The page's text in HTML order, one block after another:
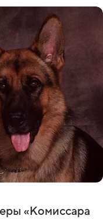
«Комиссара